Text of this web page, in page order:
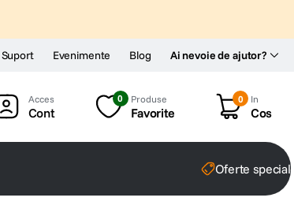
Ai nevoie de ajutor?
Suport Evenimente Blog
Cont
0 Produse
Favorite
0 In
Cos
Oferte